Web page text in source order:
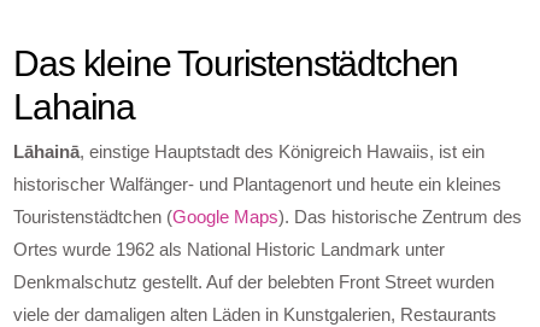
Das kleine Touristenstädtchen
Lahaina
Lāhainā, einstige Hauptstadt des Königreich Hawaiis, ist ein
historischer Walfänger- und Plantagenort und heute ein kleines
Touristenstädtchen (Google Maps). Das historische Zentrum des
Ortes wurde 1962 als National Historic Landmark unter
Denkmalschutz gestellt. Auf der belebten Front Street wurden
viele der damaligen alten Läden in Kunstgalerien, Restaurants